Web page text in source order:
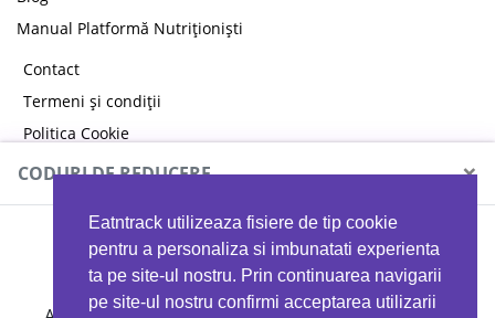
Eatntrack utilizeaza fisiere de tip cookie
pentru a personaliza si imbunatati experienta
ta pe site-ul nostru. Prin continuarea navigarii
pe site-ul nostru confirmi acceptarea utilizarii
Manual Platformă Nutriționiști
Contact
Termeni și condiții
Politica Cookie
Politica de confidențialitate
CODURI DE REDUCERE ×
MYPROTEIN